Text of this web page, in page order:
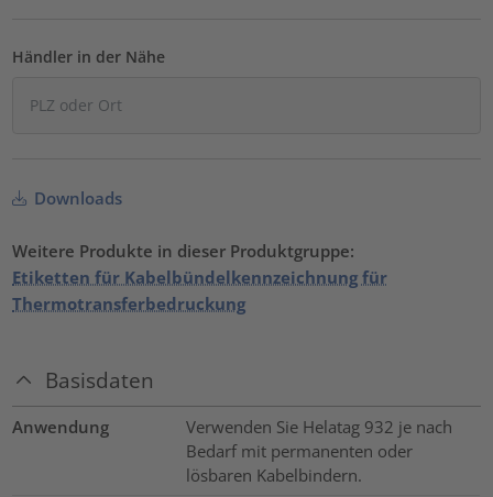
Händler in der Nähe
Downloads
Weitere Produkte in dieser Produktgruppe:
Etiketten für Kabelbündelkennzeichnung für
Thermotransferbedruckung
Basisdaten
Anwendung
Verwenden Sie Helatag 932 je nach
Bedarf mit permanenten oder
lösbaren Kabelbindern.